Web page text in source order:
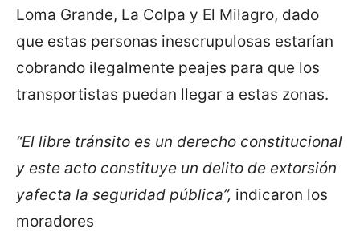
Loma Grande, La Colpa y El Milagro, dado
que estas personas inescrupulosas estarían
cobrando ilegalmente peajes para que los
transportistas puedan llegar a estas zonas.
“El libre tránsito es un derecho constitucional
y este acto constituye un delito de extorsión
yafecta la seguridad pública”, indicaron los
moradores